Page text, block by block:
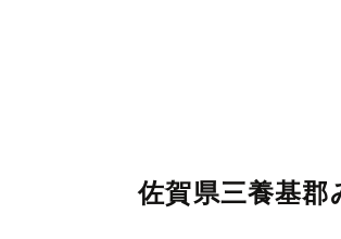
佐賀県三養基